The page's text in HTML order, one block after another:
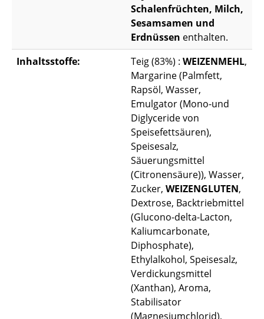
Schalenfrüchten, Milch,
Sesamsamen und
Erdnüssen enthalten.
Inhaltsstoffe:
Teig (83%) : WEIZENMEHL,
Margarine (Palmfett,
Rapsöl, Wasser,
Emulgator (Mono-und
Diglyceride von
Speisefettsäuren),
Speisesalz,
Säuerungsmittel
(Citronensäure)), Wasser,
Zucker, WEIZENGLUTEN,
Dextrose, Backtriebmittel
(Glucono-delta-Lacton,
Kaliumcarbonate,
Diphosphate),
Ethylalkohol, Speisesalz,
Verdickungsmittel
(Xanthan), Aroma,
Stabilisator
(Magnesiumchlorid),